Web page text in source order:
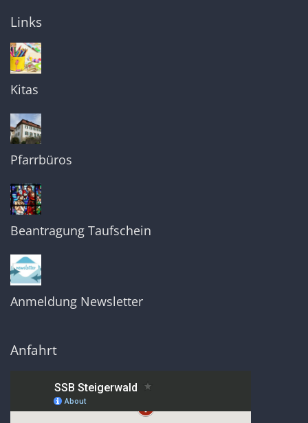
Links
Kitas
Pfarrbüros
Beantragung Taufschein
Anmeldung Newsletter
Anfahrt